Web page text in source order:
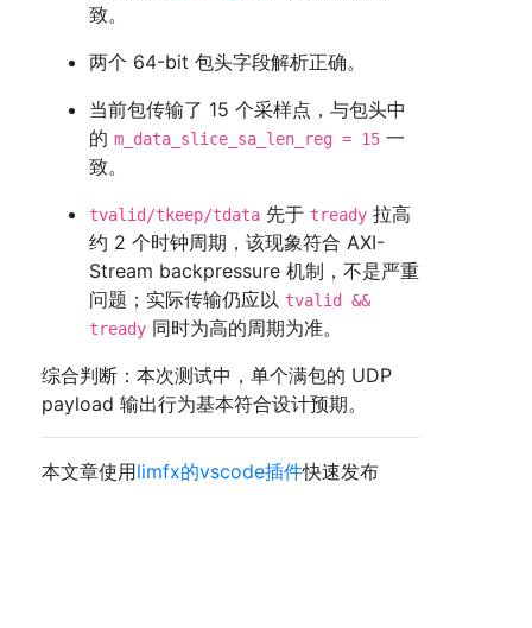
致。
两个 64-bit 包头字段解析正确。
当前包传输了 15 个采样点，与包头中
的 m_data_slice_sa_len_reg = 15 一
致。
tvalid/tkeep/tdata 先于 tready 拉高
约 2 个时钟周期，该现象符合 AXI-
Stream backpressure 机制，不是严重
问题；实际传输仍应以 tvalid &&
tready 同时为高的周期为准。
综合判断：本次测试中，单个满包的 UDP
payload 输出行为基本符合设计预期。
本文章使用limfx的vscode插件快速发布